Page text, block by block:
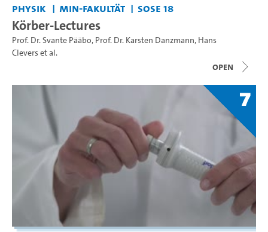
Physik MIN-Fakultät SoSe 18
Körber-Lectures
Prof. Dr. Svante Pääbo, Prof. Dr. Karsten Danzmann, Hans
Cleverset al.
open
7